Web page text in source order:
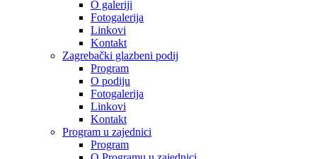
O galeriji
Fotogalerija
Linkovi
Kontakt
Zagrebački glazbeni podij
Program
O podiju
Fotogalerija
Linkovi
Kontakt
Program u zajednici
Program